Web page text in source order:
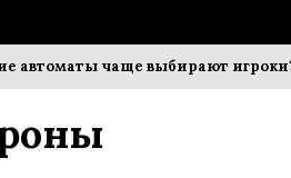
чаще выбирают игроки?